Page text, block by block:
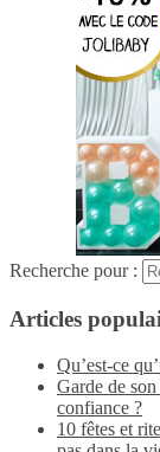
Recherche pour :
Articles
Qu’est-ce
Garde de
confiance ?
10 fêtes et